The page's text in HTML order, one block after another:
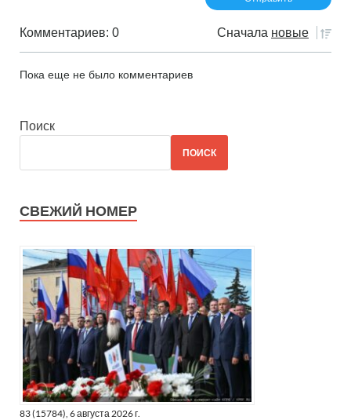
Комментариев: 0 Сначала новые
Пока еще не было комментариев
Поиск
ПОИСК
СВЕЖИЙ НОМЕР
83 (15784), 6 августа 2026 г.